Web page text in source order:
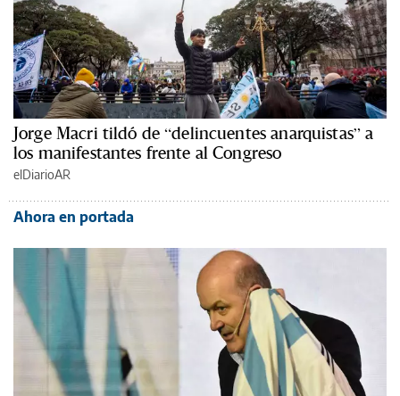
Jorge Macri tildó de “delincuentes anarquistas” a
los manifestantes frente al Congreso
elDiarioAR
Ahora en portada